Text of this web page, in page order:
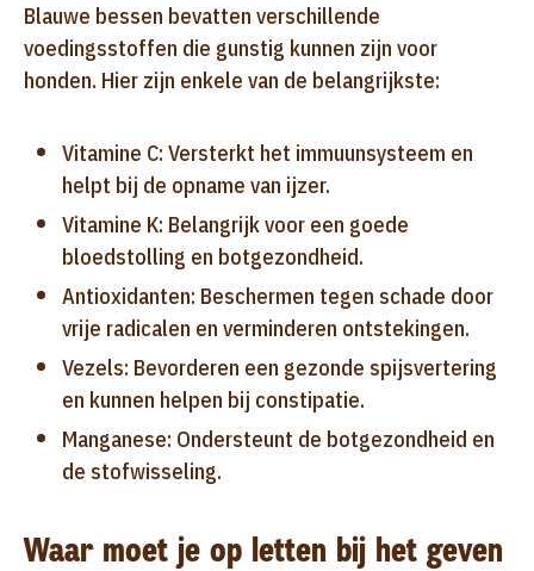
Blauwe bessen bevatten verschillende
voedingsstoffen die gunstig kunnen zijn voor
honden. Hier zijn enkele van de belangrijkste:
Vitamine C: Versterkt het immuunsysteem en
helpt bij de opname van ijzer.
Vitamine K: Belangrijk voor een goede
bloedstolling en botgezondheid.
Antioxidanten: Beschermen tegen schade door
vrije radicalen en verminderen ontstekingen.
Vezels: Bevorderen een gezonde spijsvertering
en kunnen helpen bij constipatie.
Manganese: Ondersteunt de botgezondheid en
de stofwisseling.
Waar moet je op letten bij het geven